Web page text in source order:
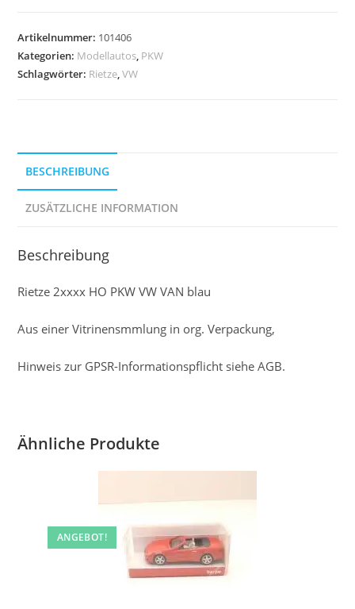
Artikelnummer: 101406
Kategorien: Modellautos, PKW
Schlagwörter: Rietze,VW
BESCHREIBUNG
ZUSÄTZLICHE INFORMATION
Beschreibung
Rietze 2xxxx HO PKW VW VAN blau
Aus einer Vitrinensmmlung in org. Verpackung,
Hinweis zur GPSR-Informationspflicht siehe AGB.
Ähnliche Produkte
ANGEBOT!